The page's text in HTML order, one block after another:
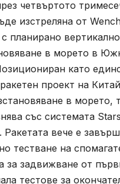
четвъртото
изстреляна от
планирано вертикално
в морето в
като
проект на
в морето,
със системата
Ракетата вече е
тестване на
за задвижване от
тестове за